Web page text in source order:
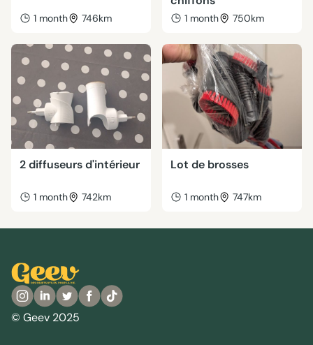
1 month 746km 1 month 750km
2 diffuseurs d'intérieur
1 month 742km
Lot de brosses
1 month 747km
© Geev 2025